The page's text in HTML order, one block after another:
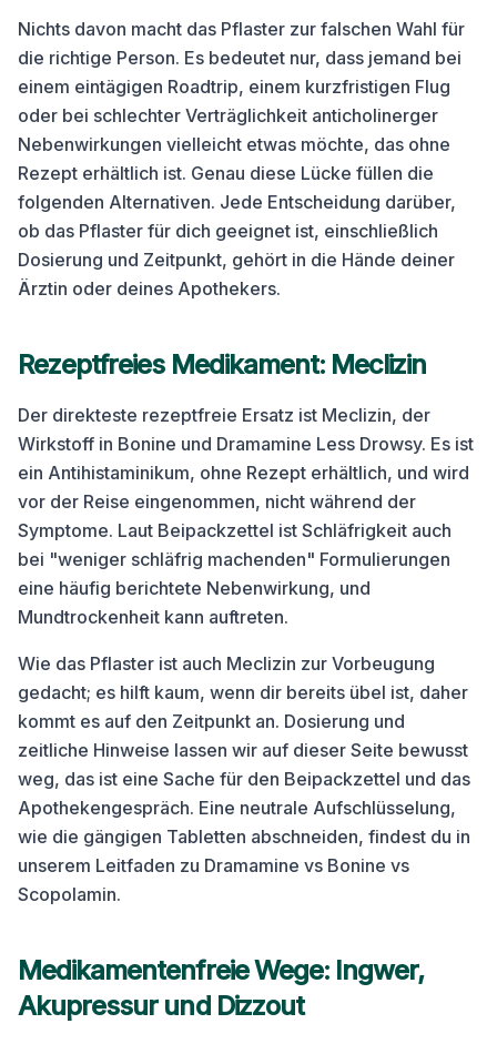
Nichts davon macht das Pflaster zur falschen Wahl für
die richtige Person. Es bedeutet nur, dass jemand bei
einem eintägigen Roadtrip, einem kurzfristigen Flug
oder bei schlechter Verträglichkeit anticholinerger
Nebenwirkungen vielleicht etwas möchte, das ohne
Rezept erhältlich ist. Genau diese Lücke füllen die
folgenden Alternativen. Jede Entscheidung darüber,
ob das Pflaster für dich geeignet ist, einschließlich
Dosierung und Zeitpunkt, gehört in die Hände deiner
Ärztin oder deines Apothekers.
Rezeptfreies Medikament: Meclizin
Der direkteste rezeptfreie Ersatz ist Meclizin, der
Wirkstoff in Bonine und Dramamine Less Drowsy. Es ist
ein Antihistaminikum, ohne Rezept erhältlich, und wird
vor der Reise eingenommen, nicht während der
Symptome. Laut Beipackzettel ist Schläfrigkeit auch
bei "weniger schläfrig machenden" Formulierungen
eine häufig berichtete Nebenwirkung, und
Mundtrockenheit kann auftreten.
Wie das Pflaster ist auch Meclizin zur Vorbeugung
gedacht; es hilft kaum, wenn dir bereits übel ist, daher
kommt es auf den Zeitpunkt an. Dosierung und
zeitliche Hinweise lassen wir auf dieser Seite bewusst
weg, das ist eine Sache für den Beipackzettel und das
Apothekengespräch. Eine neutrale Aufschlüsselung,
wie die gängigen Tabletten abschneiden, findest du in
unserem Leitfaden zu Dramamine vs Bonine vs
Scopolamin.
Medikamentenfreie Wege: Ingwer,
Akupressur und Dizzout